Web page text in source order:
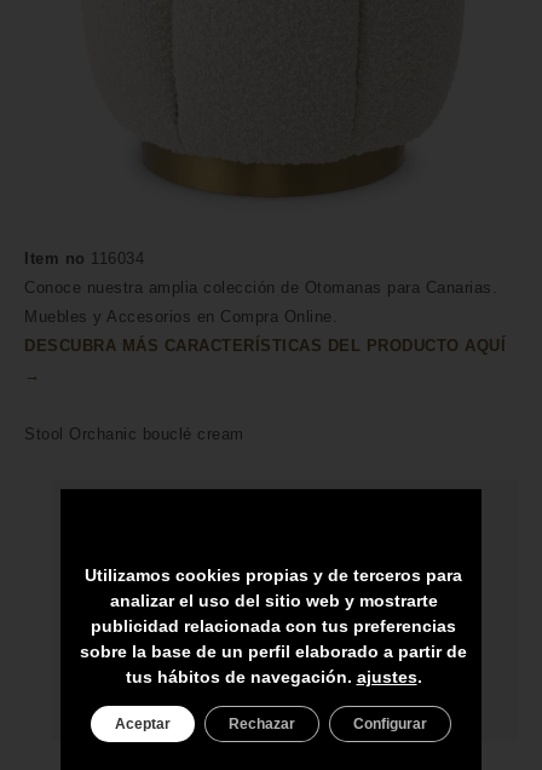
Item no 116034
Conoce nuestra amplia colección de Otomanas para Canarias.
Muebles y Accesorios en Compra Online.
DESCUBRA MÁS CARACTERÍSTICAS DEL PRODUCTO AQUÍ
→
Stool Orchanic bouclé cream
ENVÍO A TODA CANARIAS
ASESORAMIENTO PERSONAL
PRECIO DEL PRODUCTO NO INCLUYE
IGIC
Utilizamos cookies propias y de terceros para
analizar el uso del sitio web y mostrarte
publicidad relacionada con tus preferencias
sobre la base de un perfil elaborado a partir de
tus hábitos de navegación. ajustes.
Aceptar Rechazar Configurar